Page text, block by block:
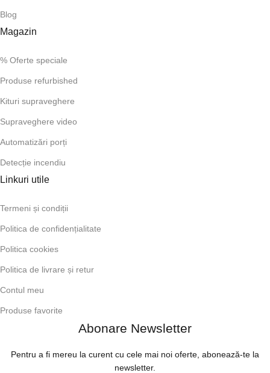
Blog
Magazin
% Oferte speciale
Produse refurbished
Kituri supraveghere
Supraveghere video
Automatizări porți
Detecție incendiu
Linkuri utile
Termeni și condiții
Politica de confidențialitate
Politica cookies
Politica de livrare și retur
Contul meu
Produse favorite
Abonare Newsletter
Pentru a fi mereu la curent cu cele mai noi oferte, abonează-te la
newsletter.